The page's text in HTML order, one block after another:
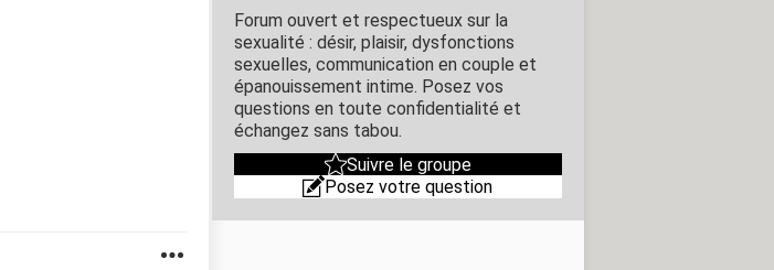
Forum ouvert et respectueux sur la
sexualité : désir, plaisir, dysfonctions
sexuelles, communication en couple et
épanouissement intime. Posez vos
questions en toute confidentialité et
échangez sans tabou.
Suivre le groupe
Posez votre question